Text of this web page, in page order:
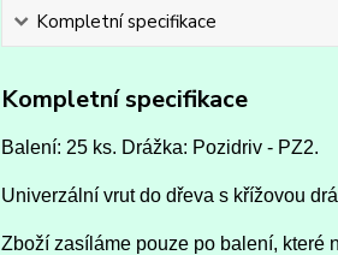
Kompletní specifikace
Kompletní specifikace
Balení: 25 ks. Drážka: Pozidriv - PZ2.
Univerzální vrut do dřeva s křížovou
Zboží zasíláme pouze po balení, které